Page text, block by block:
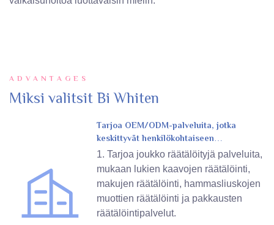
ADVANTAGES
Miksi valitsit Bi Whiten
Tarjoa OEM/ODM-palveluita, jotka
keskittyvät henkilökohtaiseen
hygieniatuotteisiin
1. Tarjoa joukko räätälöityjä palveluita,
mukaan lukien kaavojen räätälöinti,
makujen räätälöinti, hammasliuskojen
muottien räätälöinti ja pakkausten
räätälöintipalvelut.